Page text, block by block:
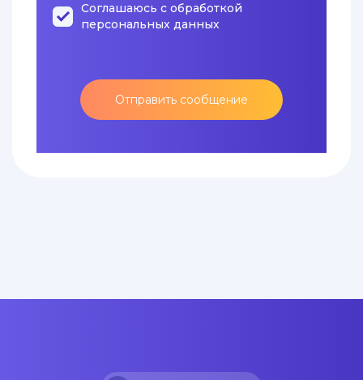
Соглашаюсь с обработкой
персональных данных
Отправить сообщение